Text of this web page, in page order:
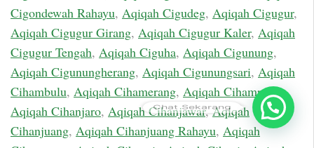
Cigondewah Rahayu, Aqiqah Cigudeg, Aqiqah Cigugur,
Aqiqah Cigugur Girang, Aqiqah Cigugur Kaler, Aqiqah
Cigugur Tengah, Aqiqah Ciguha, Aqiqah Cigunung,
Aqiqah Cigunungherang, Aqiqah Cigunungsari, Aqiqah
Cihambulu, Aqiqah Cihamerang, Aqiqah Cihampelas,
Aqiqah Cihanjaro, Aqiqah Cihanjawar,Aqiqah
Cihanjuang, Aqiqah Cihanjuang Rahayu, Aqiqah
Chat Sekarang